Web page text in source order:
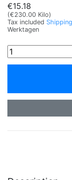
€15.18
(€230.00 Kilo)
Tax included
Werktagen